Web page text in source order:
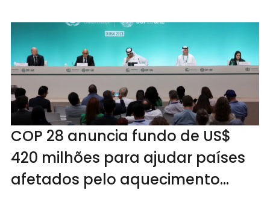
COP 28 anuncia fundo de US$
420 milhões para ajudar países
afetados pelo aquecimento